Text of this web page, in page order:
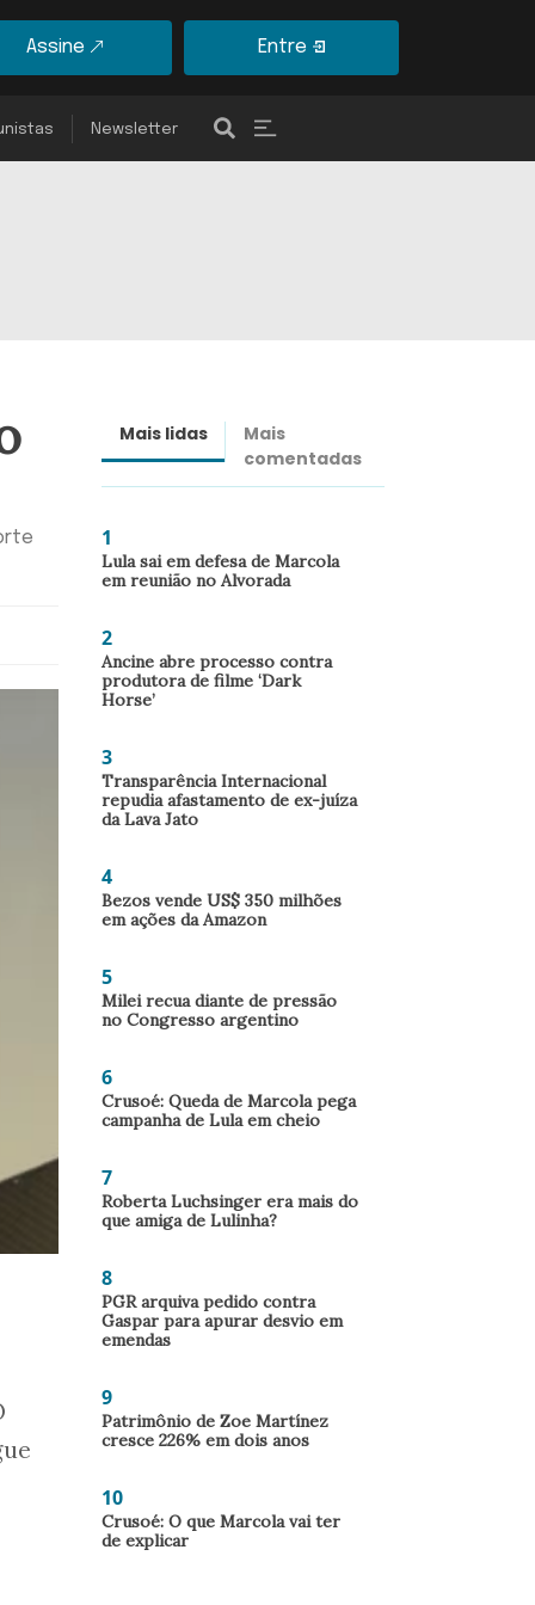
Assine Entre
Newsletter
Mais lidas
Mais
comentadas
1
Lula sai em defesa de Marcola
em reunião no Alvorada
2
Ancine abre processo contra
produtora de filme ‘Dark
Horse’
3
Transparência Internacional
repudia afastamento de ex-juíza
da Lava Jato
4
Bezos vende US$ 350 milhões
em ações da Amazon
5
Milei recua diante de pressão
no Congresso argentino
6
Crusoé: Queda de Marcola pega
campanha de Lula em cheio
7
Roberta Luchsinger era mais do
que amiga de Lulinha?
8
PGR arquiva pedido contra
Gaspar para apurar desvio em
emendas
9
Patrimônio de Zoe Martínez
cresce 226% em dois anos
10
Crusoé: O que Marcola vai ter
de explicar